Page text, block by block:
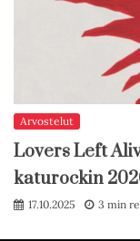
Arvostelut
Lovers Left
katurockin
17.10.2025 3 min